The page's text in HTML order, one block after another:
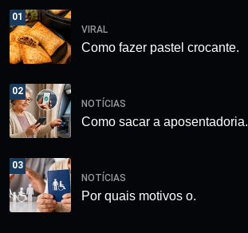
01
VIRAL
Como fazer pastel crocante.
02
NOTÍCIAS
Como sacar a aposentadoria.
03
NOTÍCIAS
Por quais motivos o.